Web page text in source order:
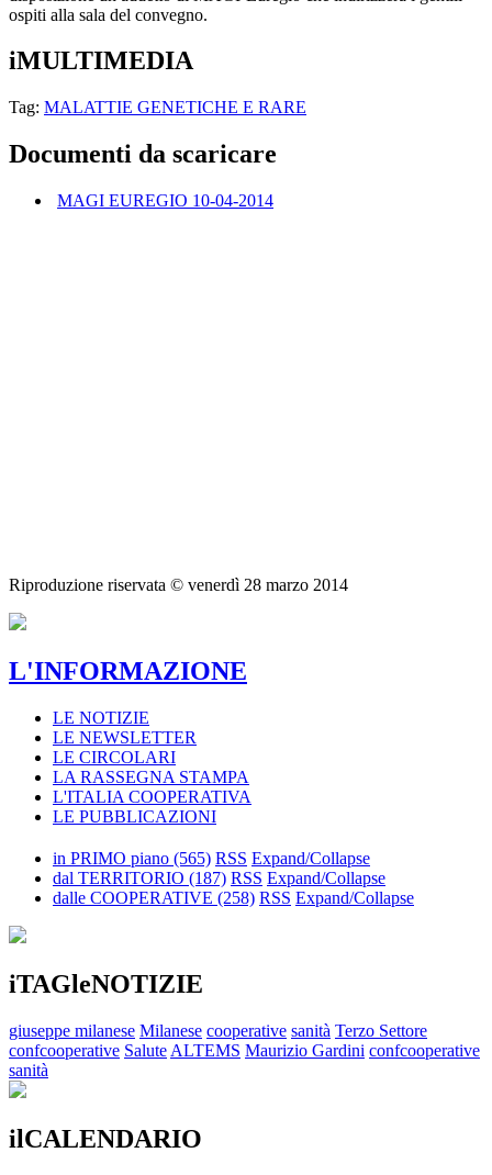
ospiti alla sala del convegno.
iMULTIMEDIA
Tag: MALATTIE GENETICHE E RARE
Documenti da scaricare
MAGI EUREGIO 10-04-2014
Riproduzione riservata © venerdì 28 marzo 2014
L'INFORMAZIONE
LE NOTIZIE
LE NEWSLETTER
LE CIRCOLARI
LA RASSEGNA STAMPA
L'ITALIA COOPERATIVA
LE PUBBLICAZIONI
in PRIMO piano (565) RSS Expand/Collapse
dal TERRITORIO (187) RSS Expand/Collapse
dalle COOPERATIVE (258) RSS Expand/Collapse
iTAGleNOTIZIE
giuseppe milanese Milanese cooperative sanità Terzo Settore
confcooperative Salute ALTEMS Maurizio Gardini confcooperative
sanità
ilCALENDARIO